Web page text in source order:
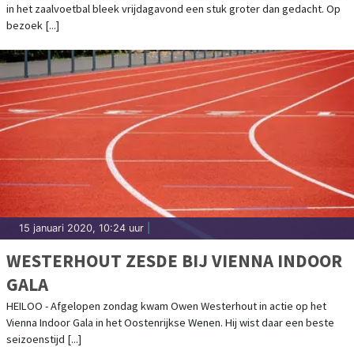
in het zaalvoetbal bleek vrijdagavond een stuk groter dan gedacht. Op
bezoek [...]
15 januari 2020, 10:24 uur
WESTERHOUT ZESDE BIJ VIENNA INDOOR
GALA
HEILOO - Afgelopen zondag kwam Owen Westerhout in actie op het
Vienna Indoor Gala in het Oostenrijkse Wenen. Hij wist daar een beste
seizoenstijd [...]